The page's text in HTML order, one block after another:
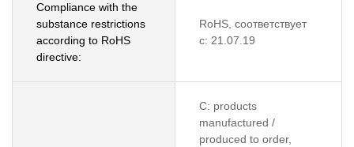
Compliance with the
substance restrictions
according to RoHS
directive:
RoHS, соответствует
с: 21.07.19
C: products
manufactured /
produced to order,